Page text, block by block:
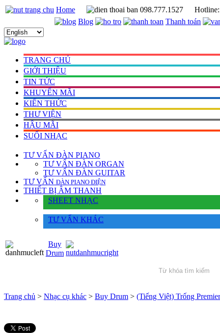
Home 098.777.1527
Blog
Thanh toán
TRANG CHỦ
GIỚI THIỆU
TIN TỨC
KHUYẾN MÃI
KIẾN THỨC
THƯ VIỆN
HẬU MÃI
SUỐI NHẠC
TƯ VẤN ĐÀN PIANO
TƯ VẤN ÐÀN ORGAN
TƯ VẤN ÐÀN GUITAR
TƯ VẤN ÐÀN PIANO ÐIỆN
THIẾT BỊ ÂM THANH
SHEET NHẠC
TƯ VẤN KHÁC
Buy
Drum
Trang chủ > Nhạc cụ khác > Buy Drum > (Tiếng Việt) Trống